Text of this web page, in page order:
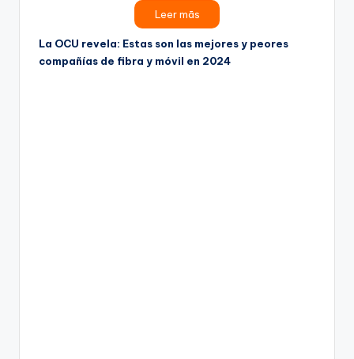
Leer mās
La OCU revela: Estas son las mejores y peores
compañías de fibra y móvil en 2024